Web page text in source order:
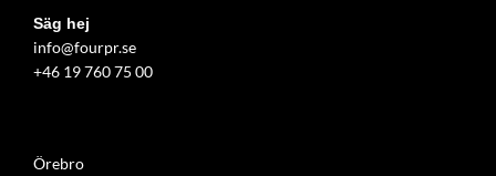
Säg hej
info@fourpr.se
+46 19 760 75 00
Örebro